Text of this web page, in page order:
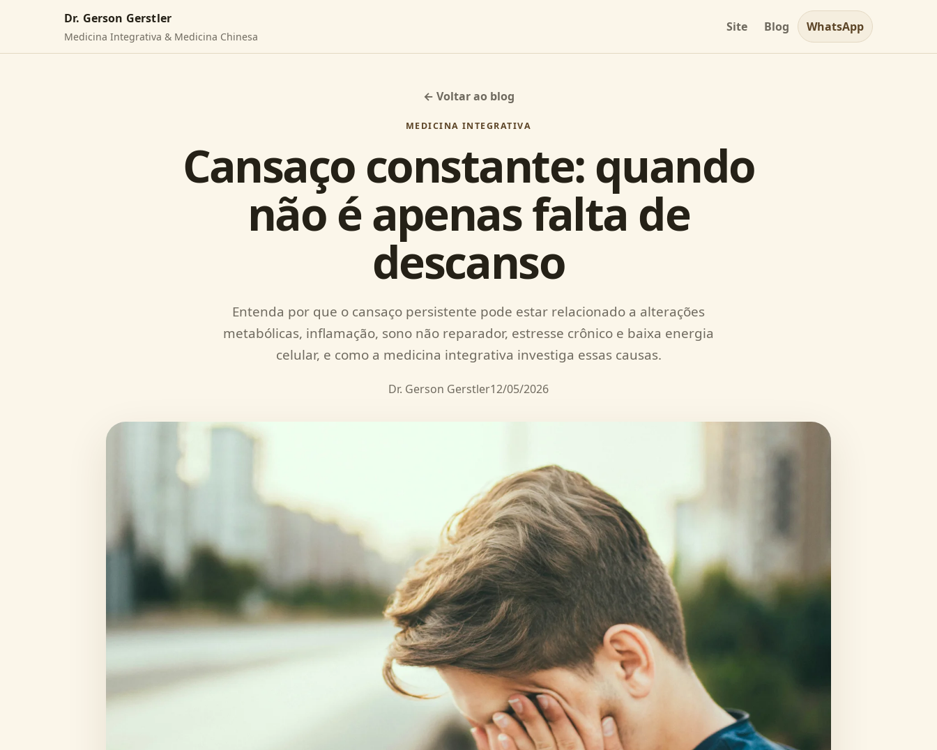
Dr. Gerson Gerstler
Medicina Integrativa & Medicina Chinesa
Site Blog WhatsApp
← Voltar ao blog
MEDICINA INTEGRATIVA
Cansaço constante: quando
não é apenas falta de
descanso
Entenda por que o cansaço persistente pode estar relacionado a alterações
metabólicas, inflamação, sono não reparador, estresse crônico e baixa energia
celular, e como a medicina integrativa investiga essas causas.
Dr. Gerson Gerstler12/05/2026